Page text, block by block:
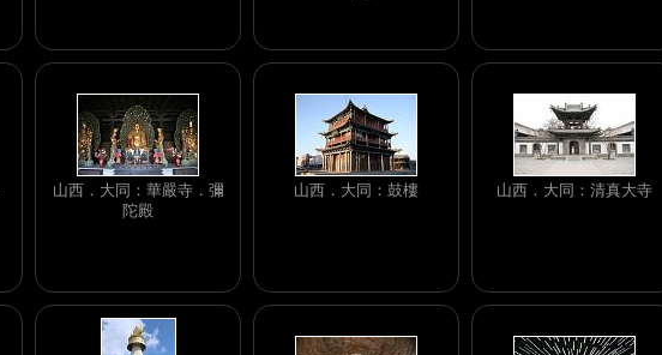
山西．大同：華嚴寺．彌
陀殿
山西．大同：鼓樓
山西．大同：清真大寺